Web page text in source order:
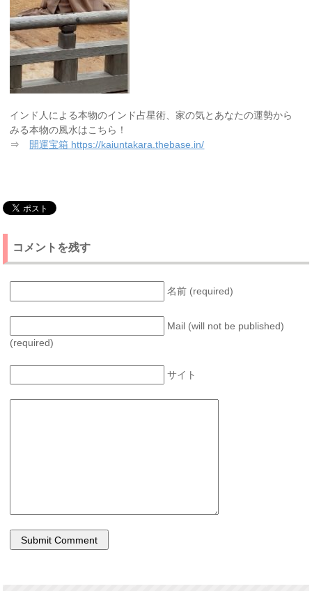
インド人による本物のインド占星術、家の気とあなたの運勢から
みる本物の風水はこちら！
⇒ 開運宝箱 https://kaiuntakara.thebase.in/
コメントを残す
名前 (required)
Mail (will not be published)
(required)
サイト